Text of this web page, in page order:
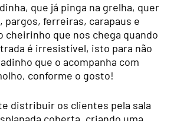
que já pinga na grelha, quer
pargos, ferreiras, carapaus e
cheirinho que nos chega quando
é irresistível, isto para não
que o acompanha com
conforme o gosto!
distribuir os clientes pela sala